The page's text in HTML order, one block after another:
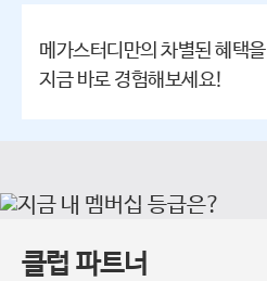
메가스터디만의 차별된 혜택을
지금 바로 경험해보세요!
클럽 파트너